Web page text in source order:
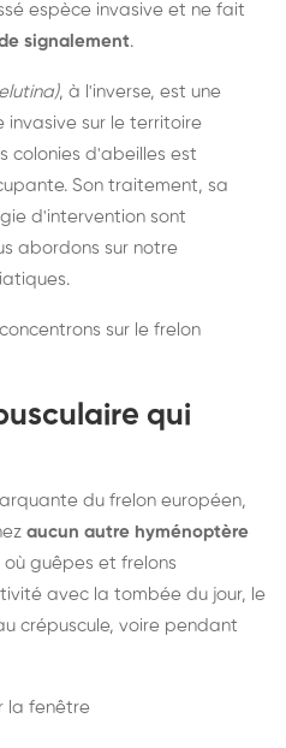
espèce invasive et ne fait
signalement.
, à l'inverse, est une
sur le territoire
colonies d'abeilles est
Son traitement, sa
d'intervention sont
abordons sur notre
.
sur le frelon
qui
du frelon européen,
aucun autre hyménoptère
où guêpes et frelons
avec la tombée du jour, le
crépuscule, voire pendant
la fenêtre